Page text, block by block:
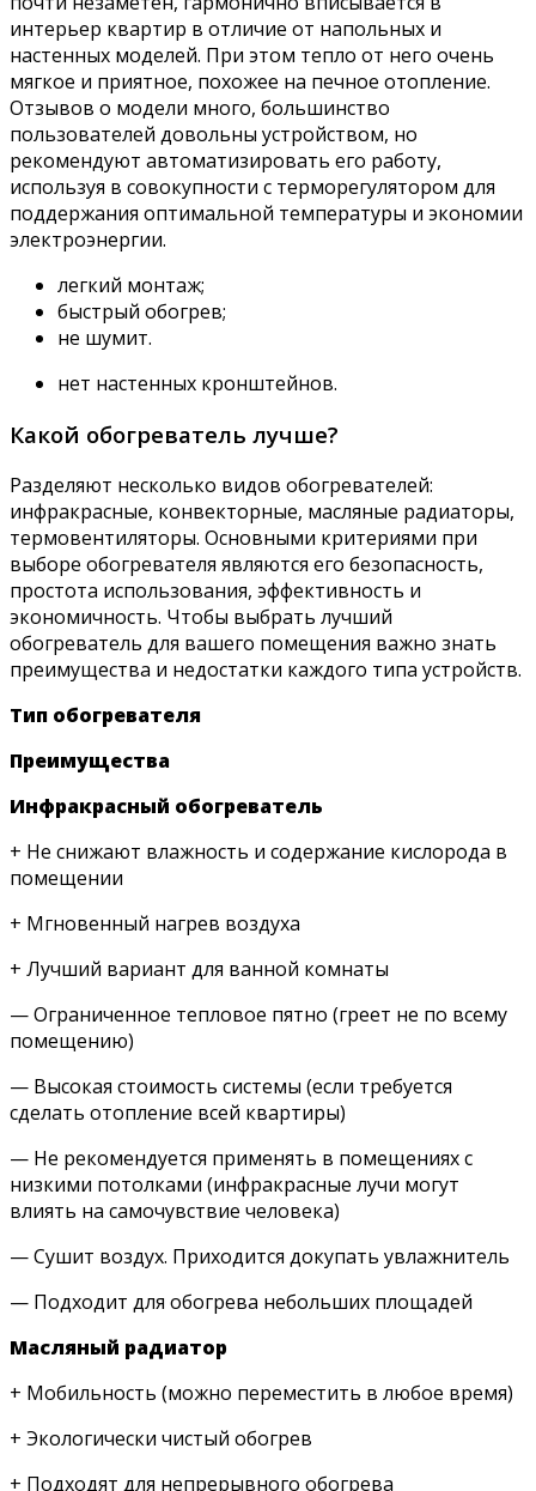
интерьер квартир в отличие от напольных и
настенных моделей. При этом тепло от него очень
мягкое и приятное, похожее на печное отопление.
Отзывов о модели много, большинство
пользователей довольны устройством, но
рекомендуют автоматизировать его работу,
используя в совокупности с терморегулятором для
поддержания оптимальной температуры и экономии
электроэнергии.
легкий монтаж;
быстрый обогрев;
не шумит.
нет настенных кронштейнов.
Какой обогреватель лучше?
Разделяют несколько видов обогревателей:
инфракрасные, конвекторные, масляные радиаторы,
термовентиляторы. Основными критериями при
выборе обогревателя являются его безопасность,
простота использования, эффективность и
экономичность. Чтобы выбрать лучший
обогреватель для вашего помещения важно знать
преимущества и недостатки каждого типа устройств.
Тип обогревателя
Преимущества
Инфракрасный обогреватель
+ Не снижают влажность и содержание кислорода в
помещении
+ Мгновенный нагрев воздуха
+ Лучший вариант для ванной комнаты
— Ограниченное тепловое пятно (греет не по всему
помещению)
— Высокая стоимость системы (если требуется
сделать отопление всей квартиры)
— Не рекомендуется применять в помещениях с
низкими потолками (инфракрасные лучи могут
влиять на самочувствие человека)
— Сушит воздух. Приходится докупать увлажнитель
— Подходит для обогрева небольших площадей
Масляный радиатор
+ Мобильность (можно переместить в любое время)
+ Экологически чистый обогрев
+ Подходят для непрерывного обогрева